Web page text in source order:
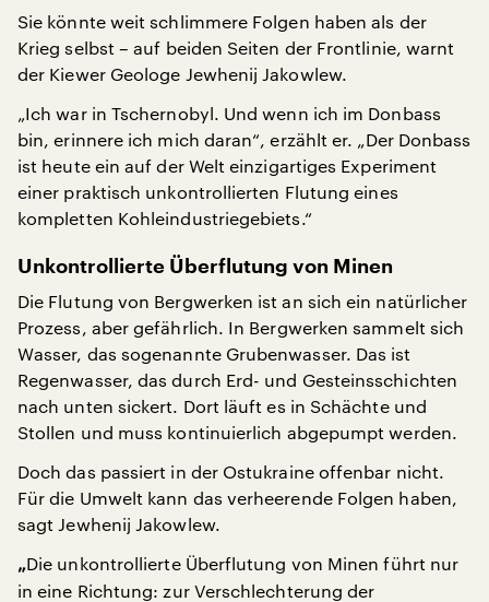
Sie könnte weit schlimmere Folgen haben als der
Krieg selbst – auf beiden Seiten der Frontlinie, warnt
der Kiewer Geologe Jewhenij Jakowlew.
„Ich war in Tschernobyl. Und wenn ich im Donbass
bin, erinnere ich mich daran“, erzählt er. „Der Donbass
ist heute ein auf der Welt einzigartiges Experiment
einer praktisch unkontrollierten Flutung eines
kompletten Kohleindustriegebiets.“
Unkontrollierte Überflutung von Minen
Die Flutung von Bergwerken ist an sich ein natürlicher
Prozess, aber gefährlich. In Bergwerken sammelt sich
Wasser, das sogenannte Grubenwasser. Das ist
Regenwasser, das durch Erd- und Gesteinsschichten
nach unten sickert. Dort läuft es in Schächte und
Stollen und muss kontinuierlich abgepumpt werden.
Doch das passiert in der Ostukraine offenbar nicht.
Für die Umwelt kann das verheerende Folgen haben,
sagt Jewhenij Jakowlew.
„Die unkontrollierte Überflutung von Minen führt nur
in eine Richtung: zur Verschlechterung der